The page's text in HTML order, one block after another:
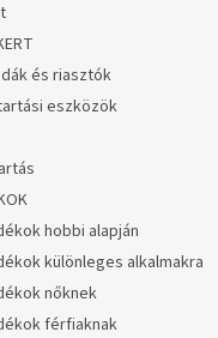
és riasztók
eszközök
hobbi alapján
különleges alkalmakra
nőknek
férfiaknak